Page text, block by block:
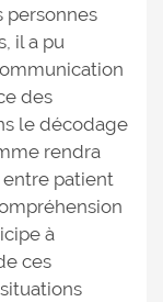
personnes
il a pu
des
le décodage
rendra
entre patient
à
ces